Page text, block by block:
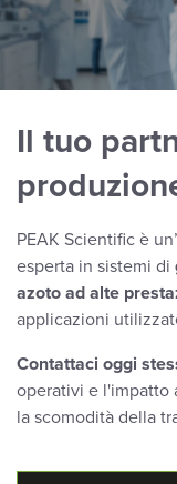
Il tuo
PEAK Scientific è
esperta in sistemi di
azoto ad alte
applicazioni
Contattaci oggi
operativi e l'impatto
la scomodità della